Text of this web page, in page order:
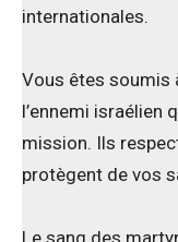
internationales.
Vous êtes soumis
l’ennemi israélien
mission. Ils
protègent de vos